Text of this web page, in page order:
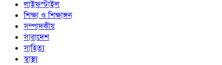
লাইফস্টাইল
শিক্ষা ও শিক্ষাঙ্গন
সম্পাদকীয়
সারাদেশ
সাহিত্য
স্বাস্থ্য